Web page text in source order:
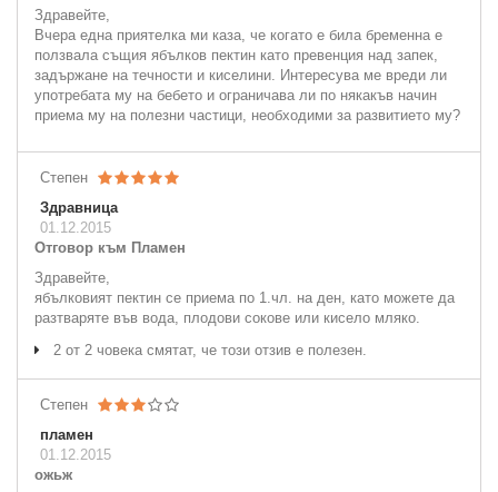
Здравейте,
Вчера една приятелка ми каза, че когато е била бременна е
ползвала същия ябълков пектин като превенция над запек,
задържане на течности и киселини. Интересува ме вреди ли
употребата му на бебето и ограничава ли по някакъв начин
приема му на полезни частици, необходими за развитието му?
Степен
Здравница
01.12.2015
Отговор към Пламен
Здравейте,
ябълковият пектин се приема по 1.чл. на ден, като можете да
разтваряте във вода, плодови сокове или кисело мляко.
2 от 2 човека смятат, че този отзив е полезен.
Степен
пламен
01.12.2015
ожьж